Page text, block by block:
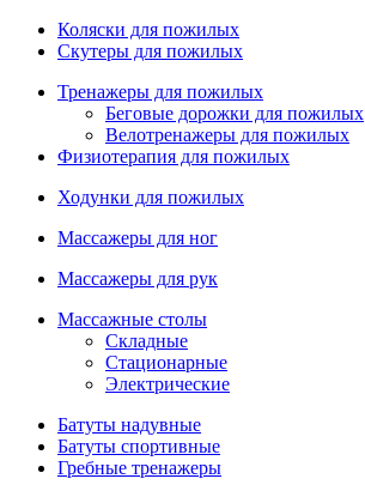
Коляски для пожилых
Скутеры для пожилых
Тренажеры для пожилых
Беговые дорожки для пожилых
Велотренажеры для пожилых
Физиотерапия для пожилых
Ходунки для пожилых
Массажеры для ног
Массажеры для рук
Массажные столы
Складные
Стационарные
Электрические
Батуты надувные
Батуты спортивные
Гребные тренажеры